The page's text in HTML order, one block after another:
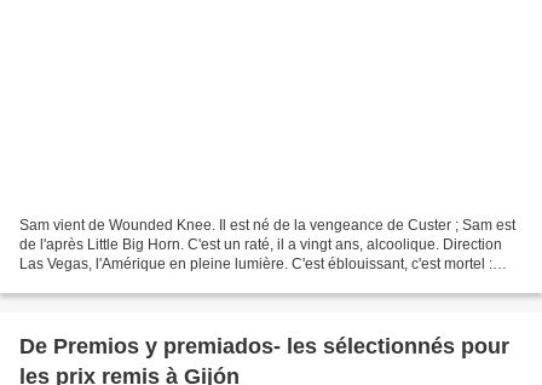
Sam vient de Wounded Knee. Il est né de la vengeance de Custer ; Sam est
de l'après Little Big Horn. C'est un raté, il a vingt ans, alcoolique. Direction
Las Vegas, l'Amérique en pleine lumière. C'est éblouissant, c'est mortel :
De Premios y premiados- les sélectionnés pour
les prix remis à Gijón